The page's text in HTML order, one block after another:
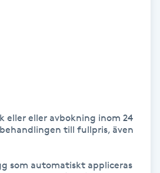
eller eller avbokning inom 24
till fullpris, även
som automatiskt appliceras